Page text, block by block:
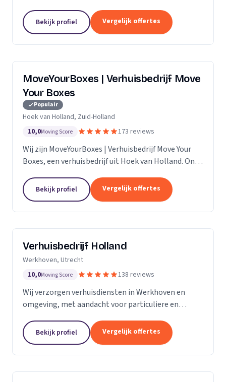
Vraag naar de mogelijkheden.
Bekijk profiel Vergelijk offertes
MoveYourBoxes | Verhuisbedrijf Move
Your Boxes
Populair
Hoek van Holland, Zuid-Holland
10,0Moving Score 173 reviews
Wij zijn MoveYourBoxes | Verhuisbedrijf Move Your
Boxes, een verhuisbedrijf uit Hoek van Holland. Ons
Bekijk profiel Vergelijk offertes
Verhuisbedrijf Holland
Werkhoven, Utrecht
10,0Moving Score 138 reviews
Wij verzorgen verhuisdiensten in Werkhoven en
omgeving, met aandacht voor particuliere en
Bekijk profiel Vergelijk offertes